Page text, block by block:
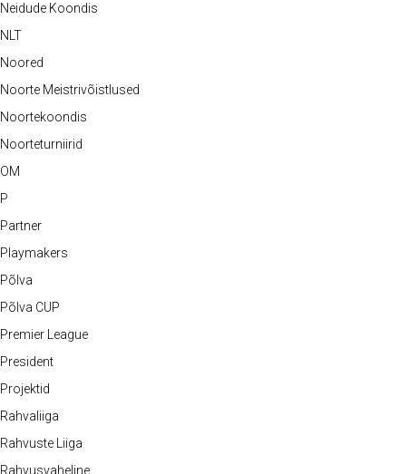
Neidude Koondis
NLT
Noored
Noorte Meistrivõistlused
Noortekoondis
Noorteturniirid
OM
P
Partner
Playmakers
Põlva
Põlva CUP
Premier League
President
Projektid
Rahvaliiga
Rahvuste Liiga
Rahvusvaheline